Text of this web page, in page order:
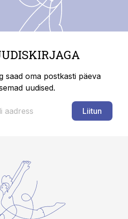
saad oma postkasti päeva
uudised.
Liitun